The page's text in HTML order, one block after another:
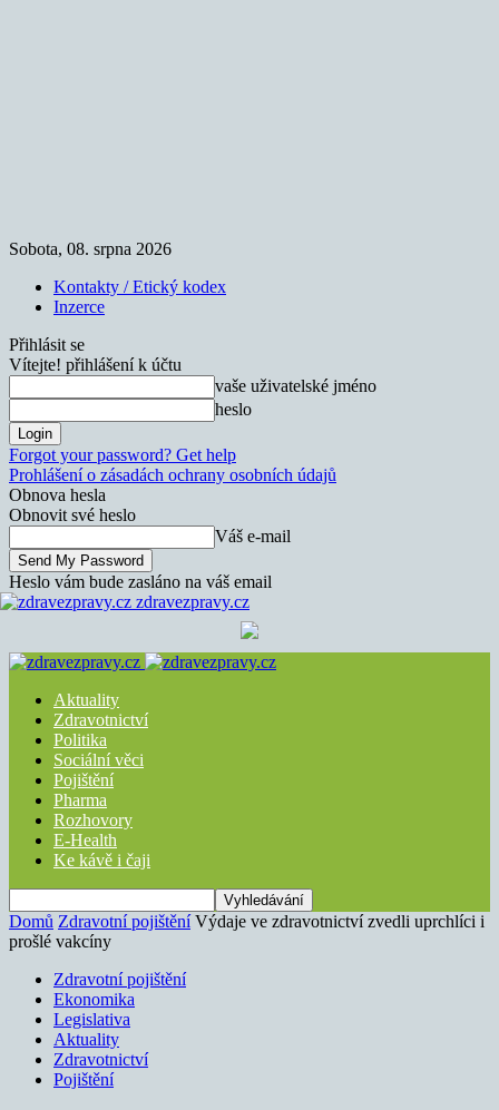
Sobota, 08. srpna 2026
Kontakty / Etický kodex
Inzerce
Přihlásit se
Vítejte! přihlášení k účtu
vaše uživatelské jméno
heslo
Forgot your password? Get help
Prohlášení o zásadách ochrany osobních údajů
Obnova hesla
Obnovit své heslo
Váš e-mail
Heslo vám bude zasláno na váš email
zdravezpravy.cz
Aktuality
Zdravotnictví
Politika
Sociální věci
Pojištění
Pharma
Rozhovory
E-Health
Ke kávě i čaji
Domů Zdravotní pojištění Výdaje ve zdravotnictví zvedli uprchlíci i
prošlé vakcíny
Zdravotní pojištění
Ekonomika
Legislativa
Aktuality
Zdravotnictví
Pojištění